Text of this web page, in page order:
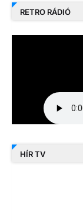
RETRO RÁDIÓ
HÍR TV